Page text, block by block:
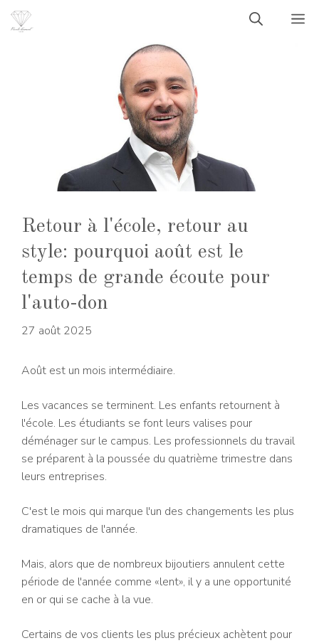
Aller
Retour à l'école, retour au
style: pourquoi août est le
temps de grande écoute pour
l'auto-don
27 août 2025
Août est un mois intermédiaire.
Les vacances se terminent. Les enfants retournent à
l'école. Les étudiants se font leurs valises pour
déménager sur le campus. Les professionnels du travail
se préparent à la poussée du quatrième trimestre dans
leurs entreprises.
C'est le mois qui marque l'un des changements les plus
dramatiques de l'année.
Mais, alors que de nombreux bijoutiers annulent cette
période de l'année comme «lent», il y a une opportunité
en or qui se cache à la vue.
Certains de vos clients les plus précieux achètent pour